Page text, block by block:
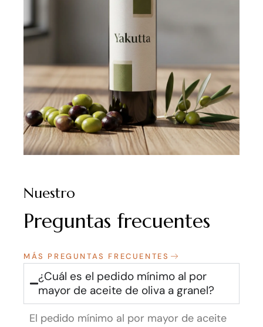
Nuestro
Preguntas frecuentes
MÁS PREGUNTAS FRECUENTES
¿Cuál es el pedido mínimo al por
mayor de aceite de oliva a granel?
El pedido mínimo al por mayor de aceite